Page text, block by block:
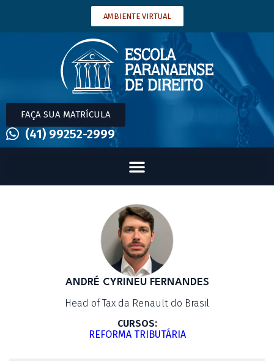
AMBIENTE VIRTUAL
FAÇA SUA MATRÍCULA
(41) 99252-2999
ANDRÉ CYRINEU FERNANDES
Head of Tax da Renault do Brasil
CURSOS:
REFORMA TRIBUTÁRIA